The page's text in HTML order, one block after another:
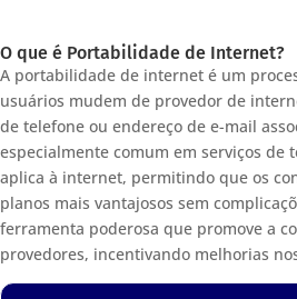
O que é Portabilidade de Internet?
A portabilidade de internet é um
usuários mudem de provedor de
de telefone ou endereço de e-mail
especialmente comum em serviços de
aplica à internet, permitindo que os
planos mais vantajosos sem
ferramenta poderosa que promove a
provedores, incentivando melhorias